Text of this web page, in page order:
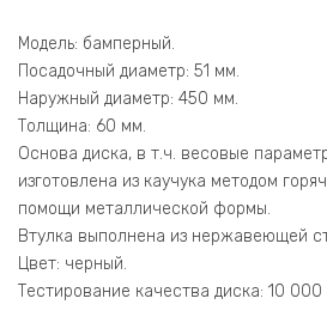
Модель: бамперный.
Посадочный диаметр: 51 мм.
Наружный диаметр: 450 мм.
Толщина: 60 мм.
Основа диска, в т.ч. весовые
изготовлена из каучука методом
помощи металлической формы.
Втулка выполнена из нержавеющей
Цвет: черный.
Тестирование качества диска: 10 000